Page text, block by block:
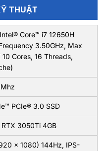
THUẬT
Core™ i7 12650H
3.50GHz, Max
Cores, 16 Threads,
PCIe® 3.0 SSD
3050Ti 4GB
x 1080) 144Hz, IPS-